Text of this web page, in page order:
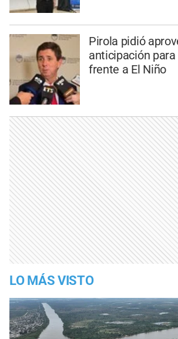
Pirola pidió
anticipación
frente a El Niño
LO MÁS VISTO